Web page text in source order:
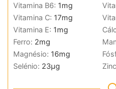
Vitamina B6: 1mg
Vitamina C: 17mg
Vitamina E: 1mg
Ferro: 2mg
Magnésio: 16mg
Selénio: 23µg